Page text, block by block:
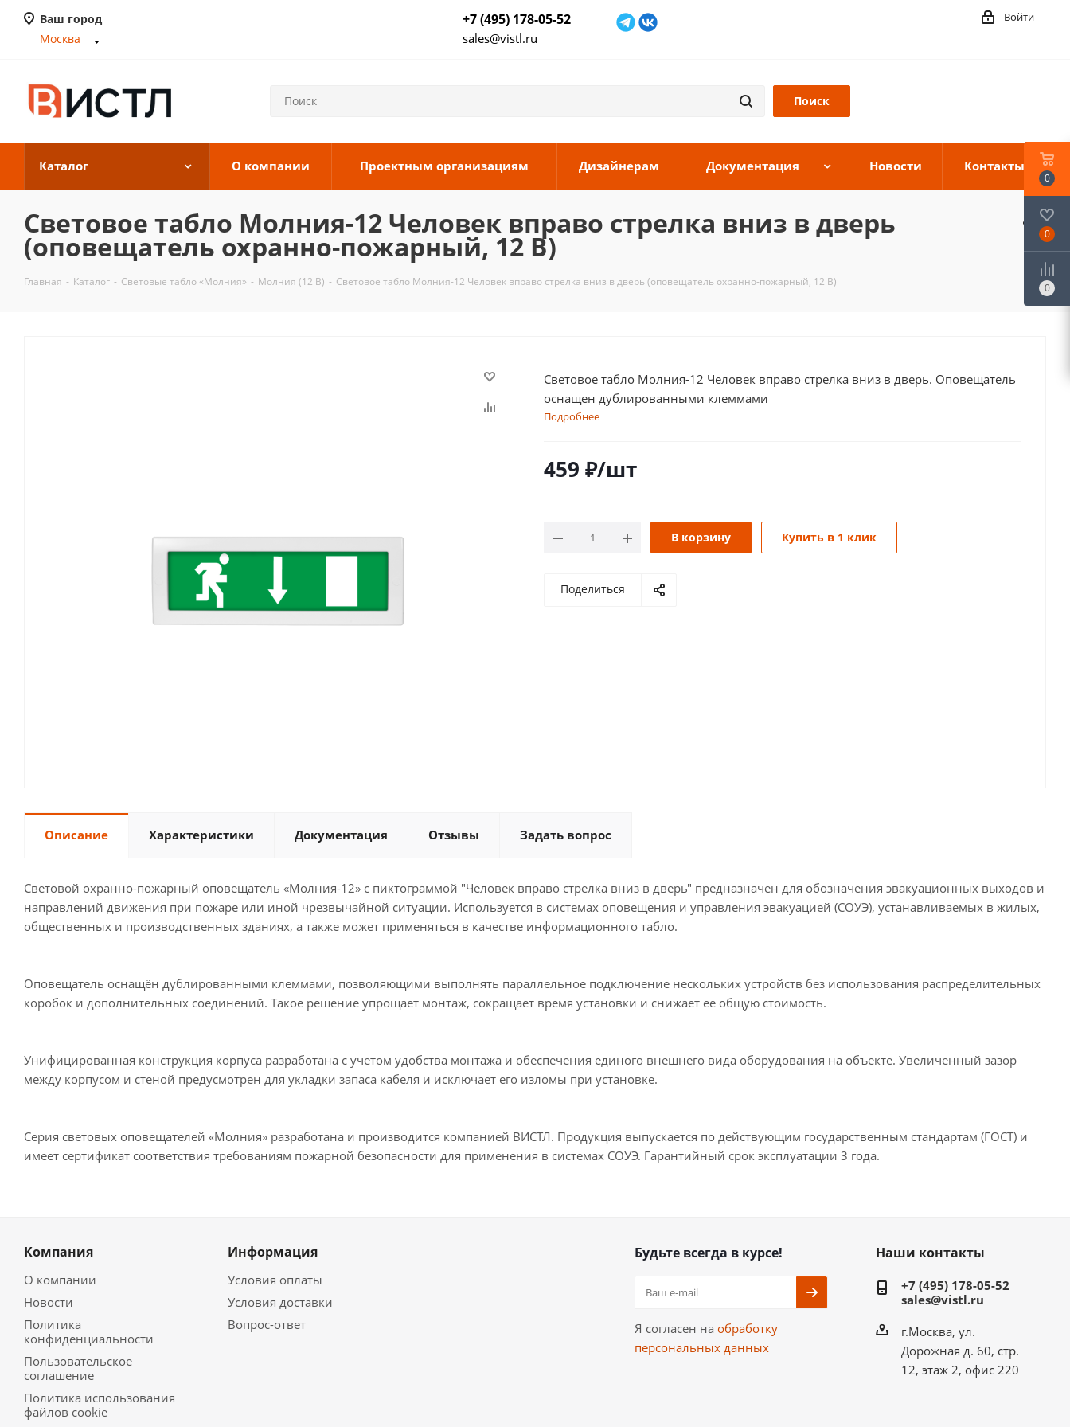
Ваш город
Москва
+7 (495) 178-05-52
sales@vistl.ru
Войти
Каталог О компании Проектным организациям Дизайнерам Документация Новости Контакты
Световое табло Молния-12 Человек вправо стрелка вниз в дверь
(оповещатель охранно-пожарный, 12 В)
Главная - Каталог - Световые табло «Молния» - Молния (12 В) - Световое табло Молния-12 Человек вправо стрелка вниз в дверь (оповещатель охранно-пожарный, 12 В)
Световое табло Молния-12 Человек вправо стрелка вниз в дверь. Оповещатель
оснащен дублированными клеммами
Подробнее
459 ₽/шт
В корзину Купить в 1 клик
Поделиться
Описание Характеристики Документация Отзывы Задать вопрос
Световой охранно-пожарный оповещатель «Молния-12» с пиктограммой "Человек вправо стрелка вниз в дверь" предназначен для обозначения эвакуационных выходов и
направлений движения при пожаре или иной чрезвычайной ситуации. Используется в системах оповещения и управления эвакуацией (СОУЭ), устанавливаемых в жилых,
общественных и производственных зданиях, а также может применяться в качестве информационного табло.
Оповещатель оснащён дублированными клеммами, позволяющими выполнять параллельное подключение нескольких устройств без использования распределительных
коробок и дополнительных соединений. Такое решение упрощает монтаж, сокращает время установки и снижает ее общую стоимость.
Унифицированная конструкция корпуса разработана с учетом удобства монтажа и обеспечения единого внешнего вида оборудования на объекте. Увеличенный зазор
между корпусом и стеной предусмотрен для укладки запаса кабеля и исключает его изломы при установке.
Серия световых оповещателей «Молния» разработана и производится компанией ВИСТЛ. Продукция выпускается по действующим государственным стандартам (ГОСТ) и
имеет сертификат соответствия требованиям пожарной безопасности для применения в системах СОУЭ. Гарантийный срок эксплуатации 3 года.
Компания
О компании
Новости
Политика
конфиденциальности
Пользовательское
соглашение
Политика использования
файлов cookie
Информация
Условия оплаты
Условия доставки
Вопрос-ответ
Будьте всегда в курсе!
Я согласен на обработку
персональных данных
Наши контакты
+7 (495) 178-05-52
sales@vistl.ru
г.Москва, ул.
Дорожная д. 60, стр.
12, этаж 2, офис 220
0
0
0